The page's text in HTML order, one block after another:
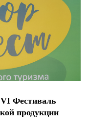
VI Фестиваль
продукции